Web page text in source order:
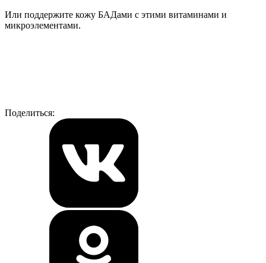
Или поддержите кожу БАДами с этими витаминами и
микроэлементами.
Поделиться: